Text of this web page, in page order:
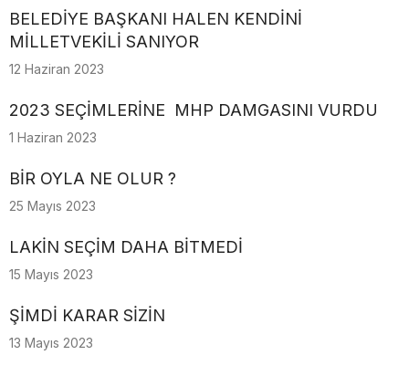
BELEDİYE BAŞKANI HALEN KENDİNİ
MİLLETVEKİLİ SANIYOR
12 Haziran 2023
2023 SEÇİMLERİNE MHP DAMGASINI VURDU
1 Haziran 2023
BİR OYLA NE OLUR ?
25 Mayıs 2023
LAKİN SEÇİM DAHA BİTMEDİ
15 Mayıs 2023
ŞİMDİ KARAR SİZİN
13 Mayıs 2023